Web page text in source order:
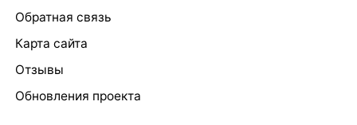
Обратная связь
Карта сайта
Отзывы
Обновления проекта